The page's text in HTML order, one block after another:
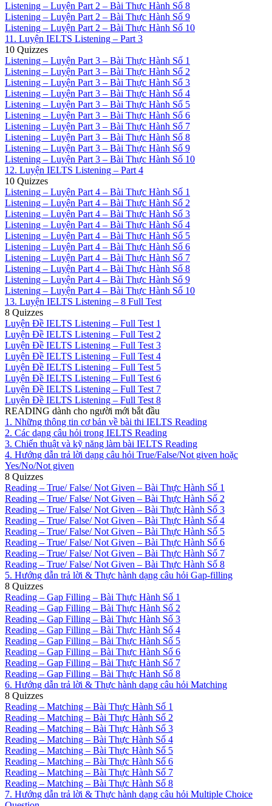
Listening – Luyện Part 2 – Bài Thực Hành Số 8
Listening – Luyện Part 2 – Bài Thực Hành Số 9
Listening – Luyện Part 2 – Bài Thực Hành Số 10
11. Luyện IELTS Listening – Part 3
10 Quizzes
Listening – Luyện Part 3 – Bài Thực Hành Số 1
Listening – Luyện Part 3 – Bài Thực Hành Số 2
Listening – Luyện Part 3 – Bài Thực Hành Số 3
Listening – Luyện Part 3 – Bài Thực Hành Số 4
Listening – Luyện Part 3 – Bài Thực Hành Số 5
Listening – Luyện Part 3 – Bài Thực Hành Số 6
Listening – Luyện Part 3 – Bài Thực Hành Số 7
Listening – Luyện Part 3 – Bài Thực Hành Số 8
Listening – Luyện Part 3 – Bài Thực Hành Số 9
Listening – Luyện Part 3 – Bài Thực Hành Số 10
12. Luyện IELTS Listening – Part 4
10 Quizzes
Listening – Luyện Part 4 – Bài Thực Hành Số 1
Listening – Luyện Part 4 – Bài Thực Hành Số 2
Listening – Luyện Part 4 – Bài Thực Hành Số 3
Listening – Luyện Part 4 – Bài Thực Hành Số 4
Listening – Luyện Part 4 – Bài Thực Hành Số 5
Listening – Luyện Part 4 – Bài Thực Hành Số 6
Listening – Luyện Part 4 – Bài Thực Hành Số 7
Listening – Luyện Part 4 – Bài Thực Hành Số 8
Listening – Luyện Part 4 – Bài Thực Hành Số 9
Listening – Luyện Part 4 – Bài Thực Hành Số 10
13. Luyện IELTS Listening – 8 Full Test
8 Quizzes
Luyện Đề IELTS Listening – Full Test 1
Luyện Đề IELTS Listening – Full Test 2
Luyện Đề IELTS Listening – Full Test 3
Luyện Đề IELTS Listening – Full Test 4
Luyện Đề IELTS Listening – Full Test 5
Luyện Đề IELTS Listening – Full Test 6
Luyện Đề IELTS Listening – Full Test 7
Luyện Đề IELTS Listening – Full Test 8
READING dành cho người mới bắt đầu
1. Những thông tin cơ bản về bài thi IELTS Reading
2. Các dạng câu hỏi trong IELTS Reading
3. Chiến thuật và kỹ năng làm bài IELTS Reading
4. Hướng dẫn trả lời dạng câu hỏi True/False/Not given hoặc
Yes/No/Not given
8 Quizzes
Reading – True/ False/ Not Given – Bài Thực Hành Số 1
Reading – True/ False/ Not Given – Bài Thực Hành Số 2
Reading – True/ False/ Not Given – Bài Thực Hành Số 3
Reading – True/ False/ Not Given – Bài Thực Hành Số 4
Reading – True/ False/ Not Given – Bài Thực Hành Số 5
Reading – True/ False/ Not Given – Bài Thực Hành Số 6
Reading – True/ False/ Not Given – Bài Thực Hành Số 7
Reading – True/ False/ Not Given – Bài Thực Hành Số 8
5. Hướng dẫn trả lời & Thực hành dạng câu hỏi Gap-filling
8 Quizzes
Reading – Gap Filling – Bài Thực Hành Số 1
Reading – Gap Filling – Bài Thực Hành Số 2
Reading – Gap Filling – Bài Thực Hành Số 3
Reading – Gap Filling – Bài Thực Hành Số 4
Reading – Gap Filling – Bài Thực Hành Số 5
Reading – Gap Filling – Bài Thực Hành Số 6
Reading – Gap Filling – Bài Thực Hành Số 7
Reading – Gap Filling – Bài Thực Hành Số 8
6. Hướng dẫn trả lời & Thực hành dạng câu hỏi Matching
8 Quizzes
Reading – Matching – Bài Thực Hành Số 1
Reading – Matching – Bài Thực Hành Số 2
Reading – Matching – Bài Thực Hành Số 3
Reading – Matching – Bài Thực Hành Số 4
Reading – Matching – Bài Thực Hành Số 5
Reading – Matching – Bài Thực Hành Số 6
Reading – Matching – Bài Thực Hành Số 7
Reading – Matching – Bài Thực Hành Số 8
7. Hướng dẫn trả lời & Thực hành dạng câu hỏi Multiple Choice